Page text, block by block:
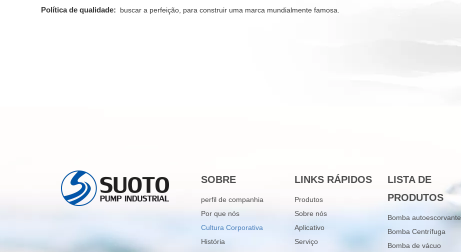
Política de qualidade: buscar a perfeição, para construir uma marca mundialmente famosa.
SOBRE
perfil de companhia
Por que nós
Cultura Corporativa
História
LINKS RÁPIDOS
Produtos
Sobre nós
Aplicativo
Serviço
LISTA DE
PRODUTOS
Bomba autoescorvante
Bomba Centrífuga
Bomba de vácuo